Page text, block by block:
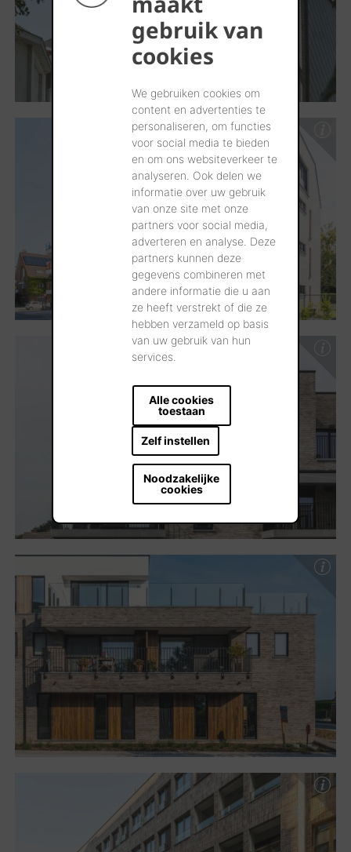
gebruik van
cookies
We gebruiken cookies om
content en advertenties te
personaliseren, om functies
voor social media te bieden
en om ons websiteverkeer te
analyseren. Ook delen we
informatie over uw gebruik
van onze site met onze
partners voor social media,
adverteren en analyse. Deze
partners kunnen deze
gegevens combineren met
andere informatie die u aan
ze heeft verstrekt of die ze
hebben verzameld op basis
van uw gebruik van hun
services.
Alle cookies
toestaan
Zelf instellen
Noodzakelijke
cookies